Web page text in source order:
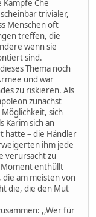
Che
trivialer,
Menschen oft
treffen, die
wenn sie
sind.
Thema noch
und war
zu riskieren. Als
zunächst
sich
Karim sich an
hatte – die Händler
ihm jede
verursacht zu
Moment enthüllt
am meisten von
die, die den Mut
,,Wer für